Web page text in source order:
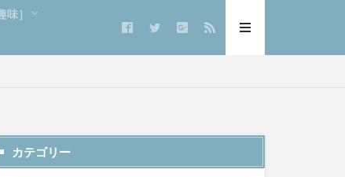
］
カテゴリー